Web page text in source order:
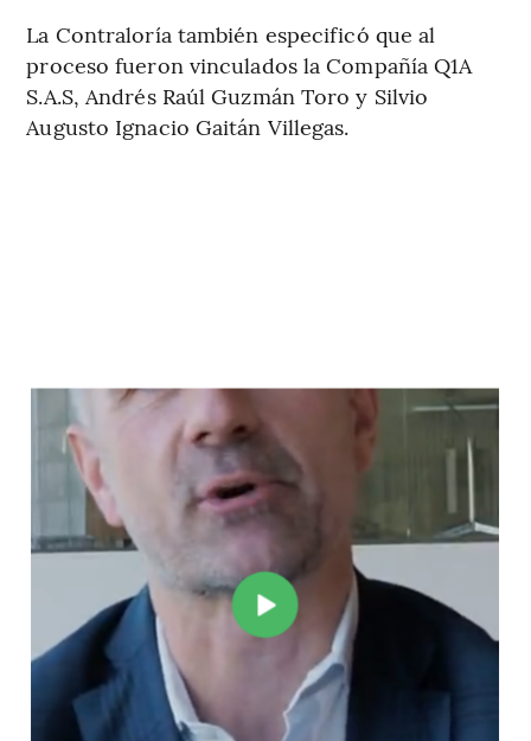
La Contraloría también especificó que al
proceso fueron vinculados la Compañía Q1A
S.A.S, Andrés Raúl Guzmán Toro y Silvio
Augusto Ignacio Gaitán Villegas.